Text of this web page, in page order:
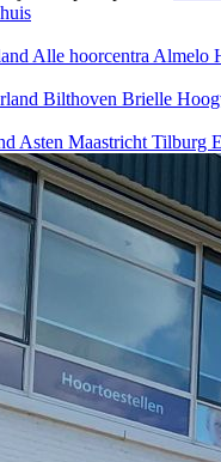
Alle hoorcentraAlmelo
Bilthoven Brielle
Asten MaastrichtTilburg